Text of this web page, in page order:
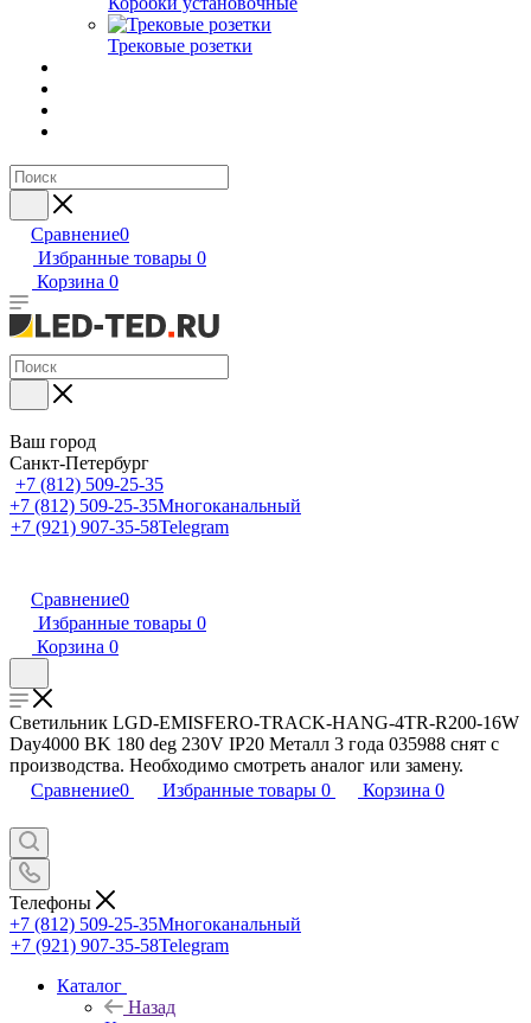
Трековые розетки
Сравнение0
Избранные товары 0
Корзина 0
Ваш город
Санкт-Петербург
+7 (812) 509-25-35
+7 (812) 509-25-35Многоканальный
+7 (921) 907-35-58Telegram
Сравнение0
Избранные товары 0
Корзина 0
Светильник LGD-EMISFERO-TRACK-HANG-4TR-R200-16W
Day4000 BK 180 deg 230V IP20 Металл 3 года 035988 снят с
производства. Необходимо смотреть аналог или замену.
Сравнение0 Избранные товары 0 Корзина 0
Телефоны
+7 (812) 509-25-35Многоканальный
+7 (921) 907-35-58Telegram
Каталог
Назад